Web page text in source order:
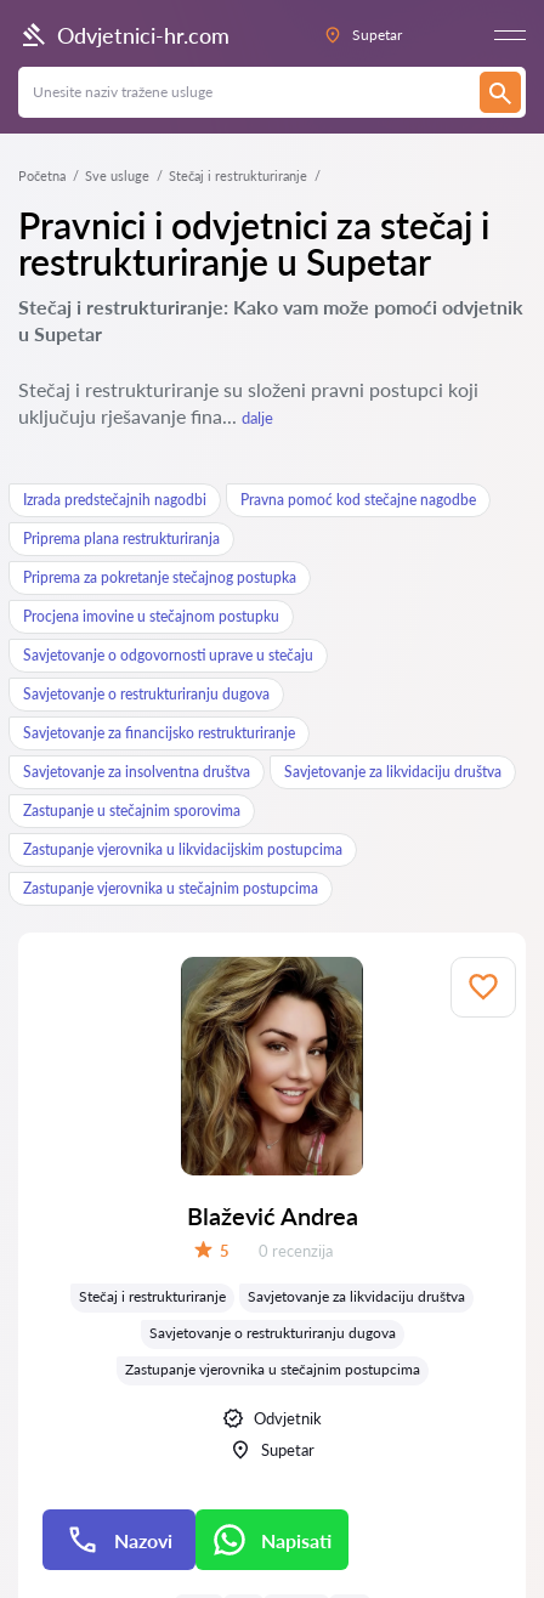
Odvjetnici-hr.com Supetar
Početna Sve usluge Stečaj i restrukturiranje
Pravnici i odvjetnici za stečaj i
restrukturiranje u Supetar
Stečaj i restrukturiranje: Kako vam može pomoći odvjetnik
u Supetar
Stečaj i restrukturiranje su složeni pravni postupci koji
uključuju rješavanje fina... dalje
Izrada predstečajnih nagodbi Pravna pomoć kod stečajne nagodbe
Priprema plana restrukturiranja
Priprema za pokretanje stečajnog postupka
Procjena imovine u stečajnom postupku
Savjetovanje o odgovornosti uprave u stečaju
Savjetovanje o restrukturiranju dugova
Savjetovanje za financijsko restrukturiranje
Savjetovanje za insolventna društva Savjetovanje za likvidaciju društva
Zastupanje u stečajnim sporovima
Zastupanje vjerovnika u likvidacijskim postupcima
Zastupanje vjerovnika u stečajnim postupcima
Blažević Andrea
5 Recenzija:
0 recenzija
Stečaj i restrukturiranje
Savjetovanje za likvidaciju društva
Savjetovanje o restrukturiranju dugova
Zastupanje vjerovnika u stečajnim postupcima
Odvjetnik
Supetar
Nazovi Napisati